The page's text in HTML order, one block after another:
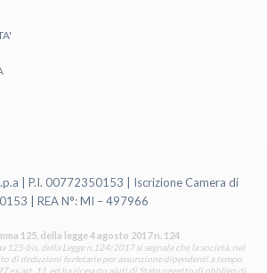
| P.I. 00772350153 | Iscrizione Camera di
| REA N°: MI – 497966
125, della legge 4 agosto 2017 n. 124
125-bis, della Legge n.124/2017 si segnala che la società, nel
di deduzioni forfetarie per assunzione dipendenti a tempo
ex art. 11, ed ha ricevuto aiuti di Stato oggetto di obbligo di